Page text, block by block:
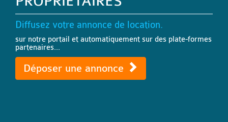
Diffusez votre annonce de location.
sur notre portail et automatiquement sur des plate-formes
partenaires...
Déposer une annonce